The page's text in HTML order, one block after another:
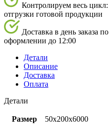
Контролируем весь
отгрузки готовой продукции
Доставка в день заказа
оформлении до 12:00
Детали
Описание
Доставка
Оплата
Детали
Размер 50х200х6000